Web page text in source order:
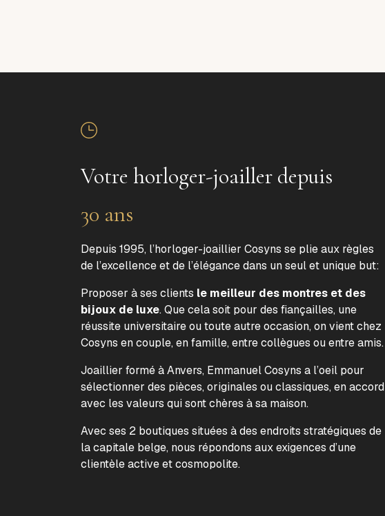
Votre horloger-joailler depuis
30 ans
Depuis 1995, l’horloger-joaillier Cosyns se plie aux règles
de l’excellence et de l’élégance dans un seul et unique but:
Proposer à ses clients le meilleur des montres et des
bijoux de luxe. Que cela soit pour des fiançailles, une
réussite universitaire ou toute autre occasion, on vient chez
Cosyns en couple, en famille, entre collègues ou entre amis.
Joaillier formé à Anvers, Emmanuel Cosyns a l’oeil pour
sélectionner des pièces, originales ou classiques, en accord
avec les valeurs qui sont chères à sa maison.
Avec ses 2 boutiques situées à des endroits stratégiques de
la capitale belge, nous répondons aux exigences d’une
clientèle active et cosmopolite.